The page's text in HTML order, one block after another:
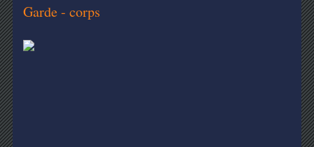
Garde - corps